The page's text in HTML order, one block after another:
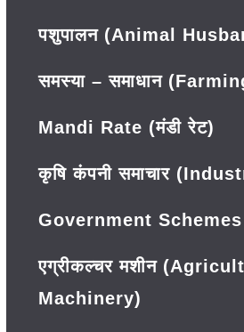
पशुपालन (Animal
समस्या – समाधान
Mandi Rate (मंडी रेट)
कृषि कंपनी समाचार
Government Schemes
एग्रीकल्चर मशीन
Machinery)